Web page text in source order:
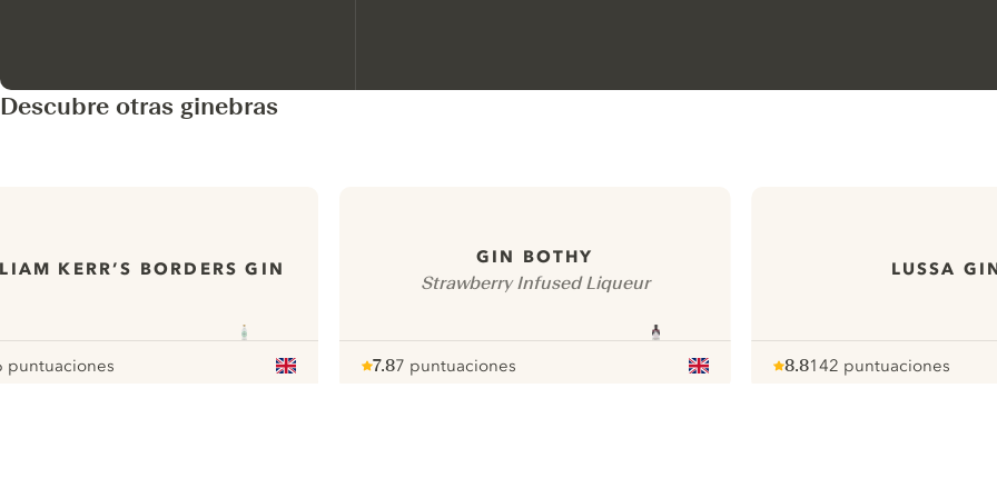
Descubre otras ginebras
KERR’S BORDERS GIN
puntuaciones
GIN BOTHY
Strawberry Infused Liqueur
7.8
pour
7 puntuaciones
LUSSA
8.8
pour
142 puntuaciones